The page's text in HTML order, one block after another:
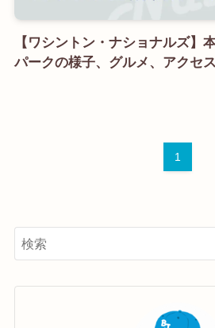
【ワシントン・ナショナルズ】
パークの様子、グルメ、アクセ
1